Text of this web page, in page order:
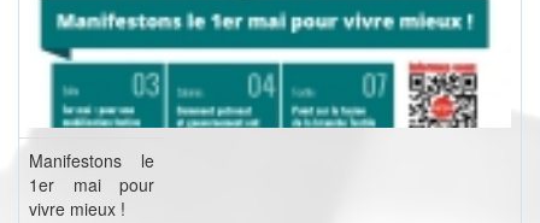
Manifestons le
1er mai pour
vivre mieux !